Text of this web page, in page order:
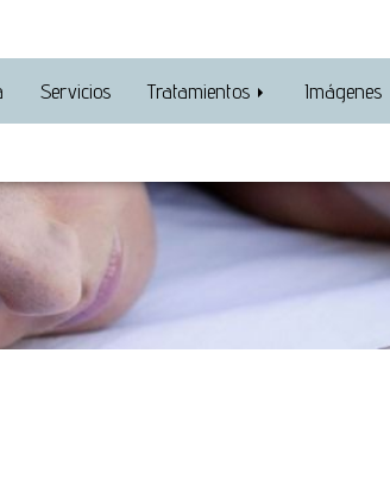
Servicios Tratamientos Imágenes